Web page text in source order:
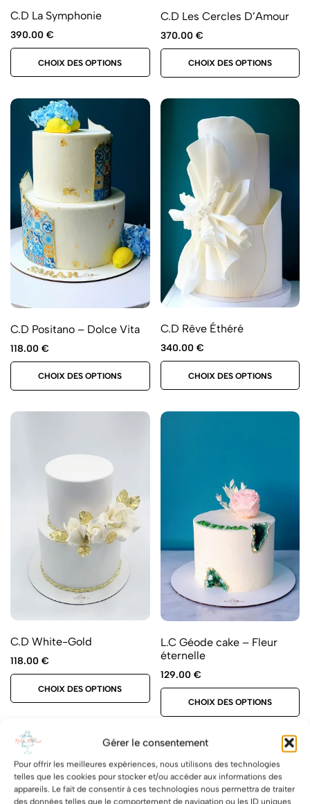
Gérer le consentement
Pour offrir les meilleures expériences, nous utilisons des technologies
telles que les cookies pour stocker et/ou accéder aux informations des
appareils. Le fait de consentir à ces technologies nous permettra de traiter
des données telles que le comportement de navigation ou les ID uniques
C.D La Symphonie
390.00 €
CHOIX DES OPTIONS
C.D Les Cercles D’Amour
370.00 €
CHOIX DES OPTIONS
C.D Positano – Dolce Vita
118.00 €
CHOIX DES OPTIONS
C.D Rêve Éthéré
340.00 €
CHOIX DES OPTIONS
C.D White-Gold
118.00 €
CHOIX DES OPTIONS
L.C Géode cake – Fleur
éternelle
129.00 €
CHOIX DES OPTIONS
Hot